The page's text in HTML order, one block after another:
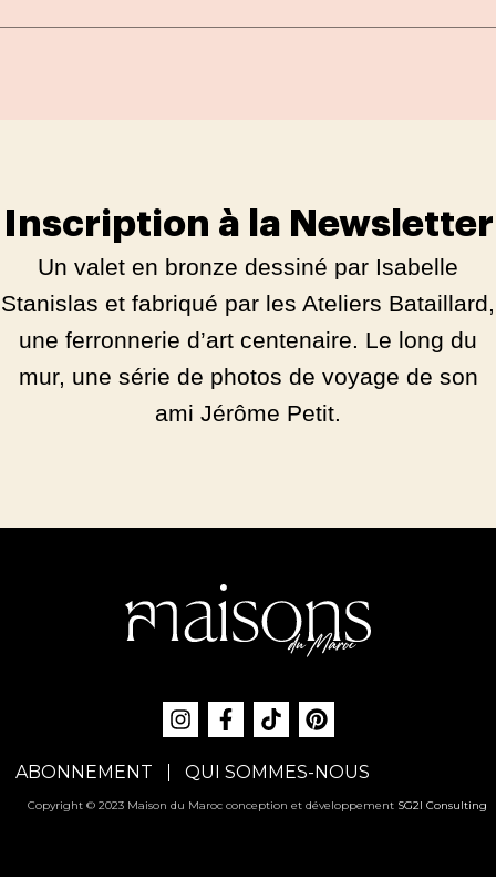
Inscription à la Newsletter
Un valet en bronze dessiné par Isabelle
Stanislas et fabriqué par les Ateliers Bataillard,
une ferronnerie d’art centenaire. Le long du
mur, une série de photos de voyage de son
ami Jérôme Petit.
ABONNEMENT QUI SOMMES-NOUS
Copyright © 2023 Maison du Maroc conception et développement SG2I Consulting